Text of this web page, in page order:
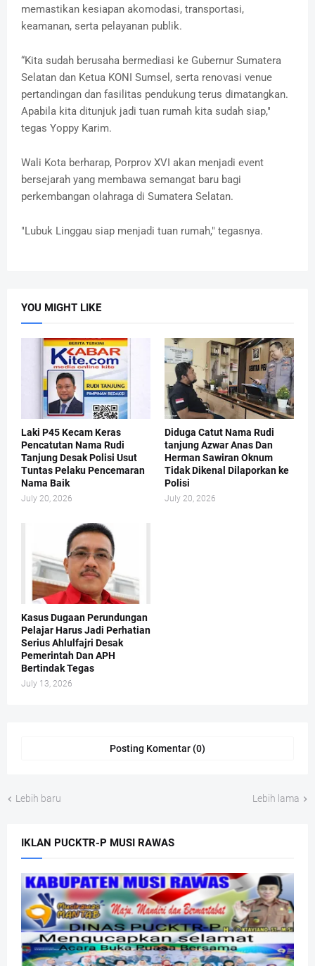
memastikan kesiapan akomodasi, transportasi,
keamanan, serta pelayanan publik.
“Kita sudah berusaha bermediasi ke Gubernur Sumatera
Selatan dan Ketua KONI Sumsel, serta renovasi venue
pertandingan dan fasilitas pendukung terus dimatangkan.
Apabila kita ditunjuk jadi tuan rumah kita sudah siap,"
tegas Yoppy Karim.
Wali Kota berharap, Porprov XVI akan menjadi event
bersejarah yang membawa semangat baru bagi
perkembangan olahraga di Sumatera Selatan.
"Lubuk Linggau siap menjadi tuan rumah," tegasnya.
YOU MIGHT LIKE
Laki P45 Kecam Keras
Pencatutan Nama Rudi
Tanjung Desak Polisi Usut
Tuntas Pelaku Pencemaran
Nama Baik
July 20, 2026
Diduga Catut Nama Rudi
tanjung Azwar Anas Dan
Herman Sawiran Oknum
Tidak Dikenal Dilaporkan ke
Polisi
July 20, 2026
Kasus Dugaan Perundungan
Pelajar Harus Jadi Perhatian
Serius Ahlulfajri Desak
Pemerintah Dan APH
Bertindak Tegas
July 13, 2026
Posting Komentar (0)
Lebih baru Lebih lama
IKLAN PUCKTR-P MUSI RAWAS